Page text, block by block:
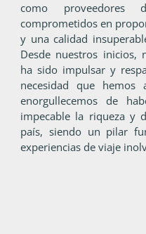
como proveedores
comprometidos en
y una calidad
Desde nuestros inicios,
ha sido impulsar y
necesidad que hemos
enorgullecemos de
impecable la riqueza y
país, siendo un pilar
experiencias de viaje